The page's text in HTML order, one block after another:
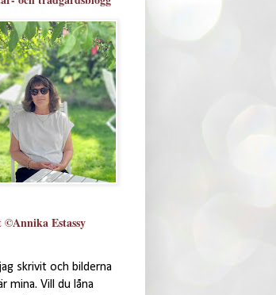
Estassy
skrivit och bilderna
mina. Vill du låna